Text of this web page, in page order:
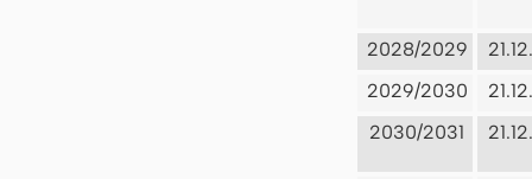
2028/2029
2029/2030
2030/2031